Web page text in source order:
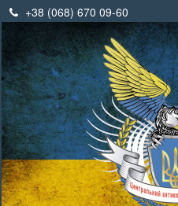
+38 (068) 670 09-60